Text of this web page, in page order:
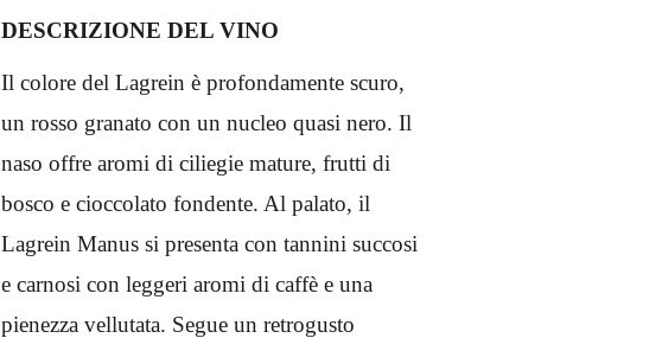
DESCRIZIONE DEL VINO
Il colore del Lagrein è profondamente scuro,
un rosso granato con un nucleo quasi nero. Il
naso offre aromi di ciliegie mature, frutti di
bosco e cioccolato fondente. Al palato, il
Lagrein Manus si presenta con tannini succosi
e carnosi con leggeri aromi di caffè e una
pienezza vellutata. Segue un retrogusto